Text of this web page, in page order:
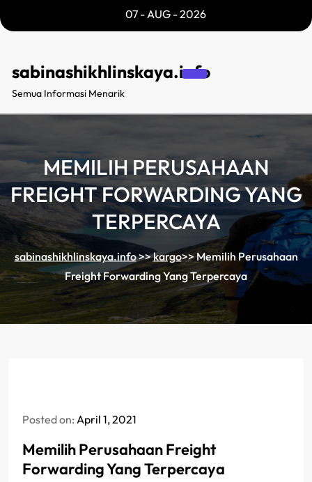
to
07 - AUG - 2026
sabinashikhlinskaya.info
Semua Informasi Menarik
MEMILIH PERUSAHAAN
FREIGHT FORWARDING YANG
TERPERCAYA
sabinashikhlinskaya.info>>kargo>>Memilih Perusahaan
Freight Forwarding Yang Terpercaya
Posted on: April 1, 2021
Memilih Perusahaan Freight
Forwarding Yang Terpercaya